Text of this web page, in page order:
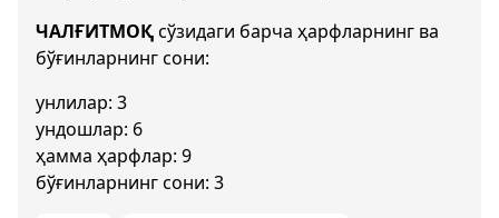
ЧАЛҒИТМОҚсўзидаги барча ҳарфларнинг ва
бўғинларнинг сони:
унлилар: 3
ундошлар: 6
ҳамма ҳарфлар: 9
бўғинларнинг сони: 3